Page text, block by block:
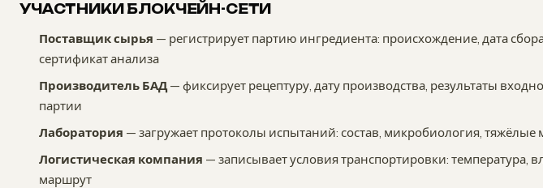
УЧАСТНИКИ БЛОКЧЕЙН-СЕТИ
Поставщик сырья — регистрирует партию ингредиента: происхождение, дата
сертификат анализа
Производитель БАД— фиксирует рецептуру, дату производства, результаты
партии
Лаборатория — загружает протоколы испытаний: состав, микробиология, тяжёлые
Логистическая компания — записывает условия транспортировки: температура,
маршрут